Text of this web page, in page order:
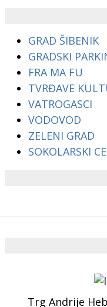
GRAD ŠIBENIK
GRADSKI
FRA MA FU
TVRĐAVE
VATROGASCI
VODOVOD
ZELENI GRAD
SOKOLARSKI
Trg Andrije